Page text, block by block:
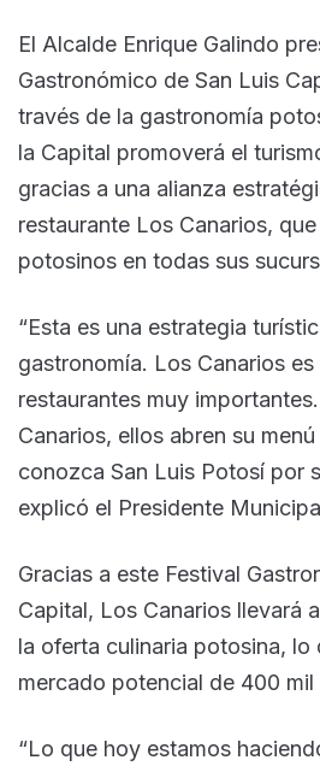
El Alcalde Enrique Galindo
Gastronómico de San Luis
través de la gastronomía
la Capital promoverá el
gracias a una alianza
restaurante Los Canarios,
potosinos en todas sus
“Esta es una estrategia
gastronomía. Los Canarios
restaurantes muy
Canarios, ellos abren su
conozca San Luis Potosí por
explicó el Presidente
Gracias a este Festival
Capital, Los Canarios llevará
la oferta culinaria potosina, lo
mercado potencial de 400 mil
“Lo que hoy estamos